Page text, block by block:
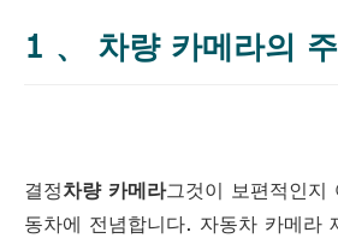
1 、 차량 카메라의
결정차량 카메라그것이 보편적인지
동차에 전념합니다. 자동차 카메라